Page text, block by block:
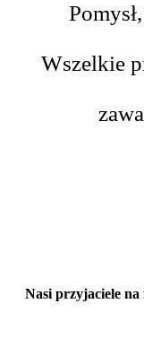
Wszelkie
Nasi przyjaciele na